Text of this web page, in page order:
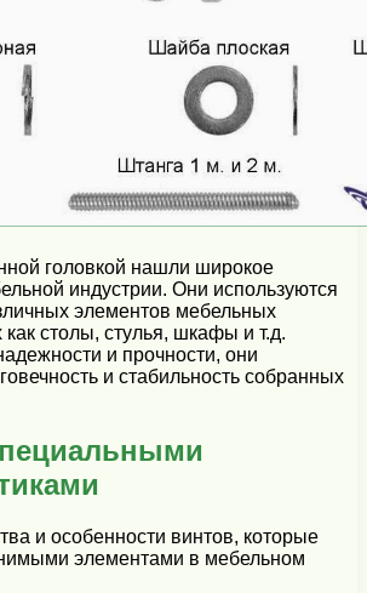
головкой нашли широкое
индустрии. Они используются
элементов мебельных
как столы, стулья, шкафы и т.д.
и прочности, они
и стабильность собранных
и особенности винтов, которые
элементами в мебельном